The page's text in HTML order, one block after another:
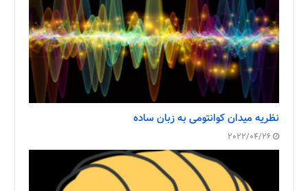
نظریه میدان کوانتومی به زبان ساده
2022/04/26